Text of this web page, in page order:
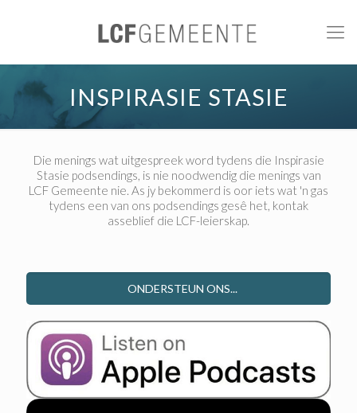
INSPIRASIE STASIE
Die menings wat uitgespreek word tydens die Inspirasie
Stasie podsendings, is nie noodwendig die menings van
LCF Gemeente nie. As jy bekommerd is oor iets wat 'n gas
tydens een van ons podsendings gesê het, kontak
asseblief die LCF-leierskap.
ONDERSTEUN ONS...